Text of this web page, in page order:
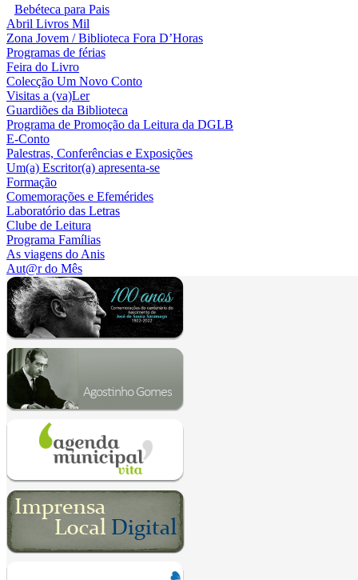
Bebéteca para Pais
Abril Livros Mil
Zona Jovem / Biblioteca Fora D’Horas
Programas de férias
Feira do Livro
Colecção Um Novo Conto
Visitas a (va)Ler
Guardiões da Biblioteca
Programa de Promoção da Leitura da DGLB
E-Conto
Palestras, Conferências e Exposições
Um(a) Escritor(a) apresenta-se
Formação
Comemorações e Efemérides
Laboratório das Letras
Clube de Leitura
Programa Famílias
As viagens do Anis
Aut@r do Mês